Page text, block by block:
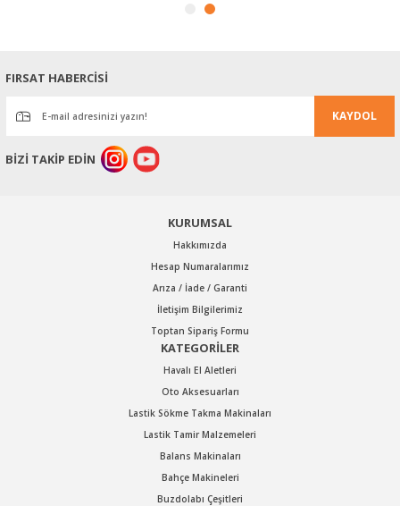
FIRSAT HABERCİSİ
KAYDOL
BİZİ TAKİP EDİN
KURUMSAL
Hakkımızda
Hesap Numaralarımız
Arıza / İade / Garanti
İletişim Bilgilerimiz
Toptan Sipariş Formu
KATEGORİLER
Havalı El Aletleri
Oto Aksesuarları
Lastik Sökme Takma Makinaları
Lastik Tamir Malzemeleri
Balans Makinaları
Bahçe Makineleri
Buzdolabı Çeşitleri